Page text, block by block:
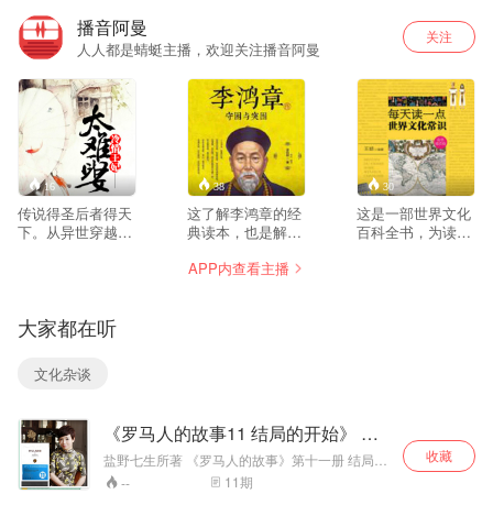
播音阿曼
人人都是蜻蜓主播，欢迎关注播音阿曼
关注
16
传说得圣后者得天
下。从异世穿越到
是取经，暗中要夺
了楚君。而八国使
节背后又有他们各
自的对手，既要楚
杀了自己的对手。
作者：凤舞阳光 演
播：阿曼
38
这了解李鸿章的经
典读本，也是解读
【付费精品】
30
这是一部世界文化
百科全书，为读者
APP内查看主播
大家都在听
文化杂谈
《罗马人的故事11 结局的开始》 导
读
盐野七生所著 《罗马人的故事》第十一册 结局的
开始.欢迎加入 郁莉读书俱乐部 一起共享听阅的
快乐 微信咨询 402239744
-- 11期
收藏